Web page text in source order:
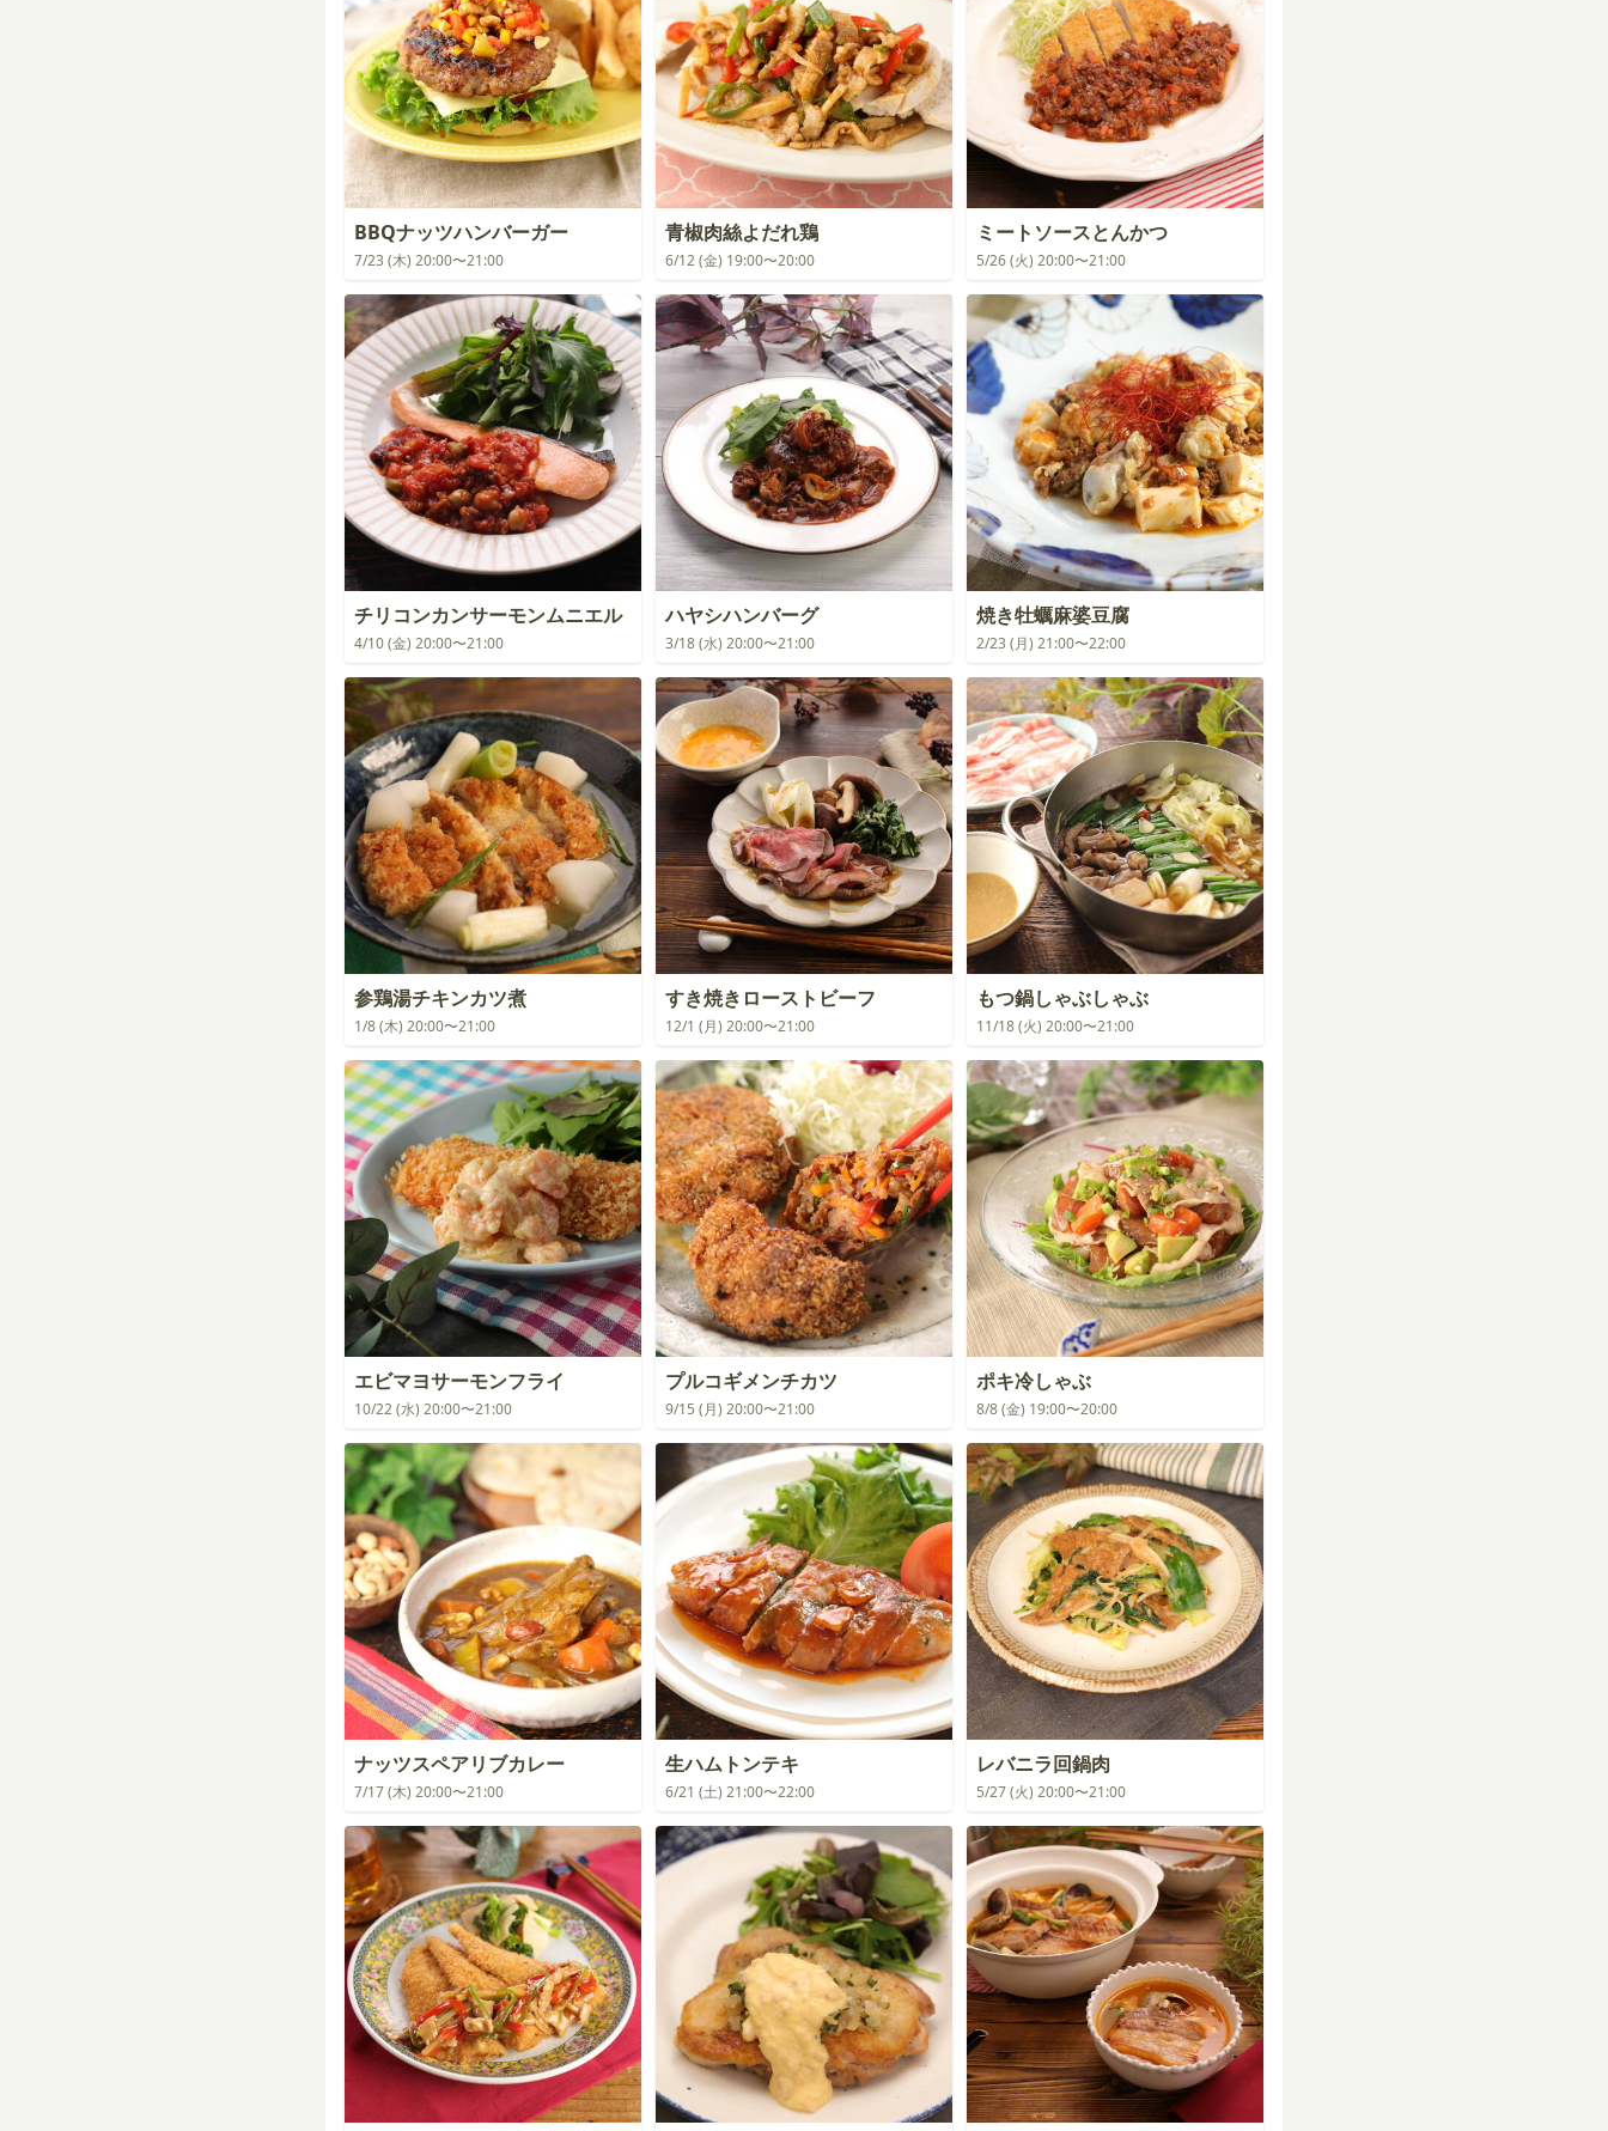
BBQナッツハンバーガー
7/23 (木) 20:00〜21:00
青椒肉絲よだれ鶏
6/12 (金) 19:00〜20:00
ミートソースとんかつ
5/26 (火) 20:00〜21:00
チリコンカンサーモンムニエル
4/10 (金) 20:00〜21:00
ハヤシハンバーグ
3/18 (水) 20:00〜21:00
焼き牡蠣麻婆豆腐
2/23 (月) 21:00〜22:00
参鶏湯チキンカツ煮
1/8 (木) 20:00〜21:00
すき焼きローストビーフ
12/1 (月) 20:00〜21:00
もつ鍋しゃぶしゃぶ
11/18 (火) 20:00〜21:00
エビマヨサーモンフライ
10/22 (水) 20:00〜21:00
プルコギメンチカツ
9/15 (月) 20:00〜21:00
ポキ冷しゃぶ
8/8 (金) 19:00〜20:00
ナッツスペアリブカレー
7/17 (木) 20:00〜21:00
生ハムトンテキ
6/21 (土) 21:00〜22:00
レバニラ回鍋肉
5/27 (火) 20:00〜21:00